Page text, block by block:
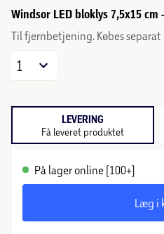
Windsor LED bloklys 7,5x15 cm
Til fjernbetjening. Købes separat
1
LEVERING
Få leveret produktet
På lager online (100+)
Læg i